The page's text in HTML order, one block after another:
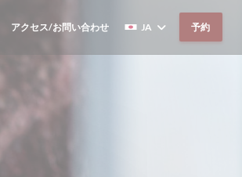
((新しいウィンドウで開きます))
アクセス/お問い合わせ JA 予約